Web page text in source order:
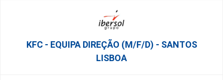
KFC - EQUIPA DIREÇÃO (m/f/d) - SANTOS
LISBOA